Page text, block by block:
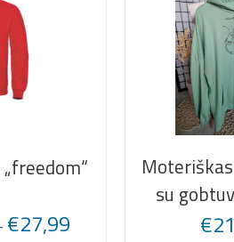
€27,99
su
€